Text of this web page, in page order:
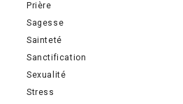
Prière
Sagesse
Sainteté
Sanctification
Sexualité
Stress